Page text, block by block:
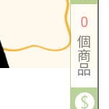
0
個
商
品